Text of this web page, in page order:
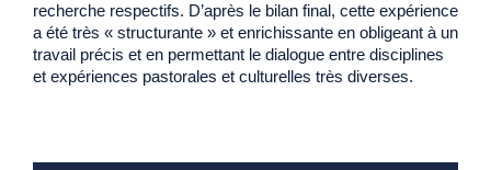
recherche respectifs. D’après le bilan final, cette expérience
a été très « structurante » et enrichissante en obligeant à un
travail précis et en permettant le dialogue entre disciplines
et expériences pastorales et culturelles très diverses.